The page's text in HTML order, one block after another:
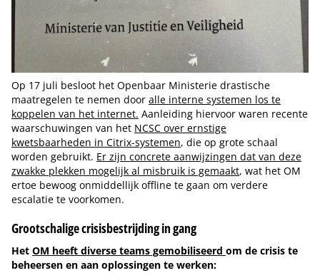
Op 17 juli besloot het Openbaar Ministerie drastische
maatregelen te nemen door alle interne systemen los te
koppelen van het internet. Aanleiding hiervoor waren recente
waarschuwingen van het NCSC over ernstige
kwetsbaarheden in Citrix-systemen, die op grote schaal
worden gebruikt. Er zijn concrete aanwijzingen dat van deze
zwakke plekken mogelijk al misbruik is gemaakt, wat het OM
ertoe bewoog onmiddellijk offline te gaan om verdere
escalatie te voorkomen.
Grootschalige crisisbestrijding in gang
Het OM heeft diverse teams gemobiliseerd om de crisis te
beheersen en aan oplossingen te werken: